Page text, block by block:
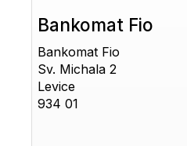
Bankomat Fio
Bankomat Fio
Sv. Michala 2
Levice
934 01